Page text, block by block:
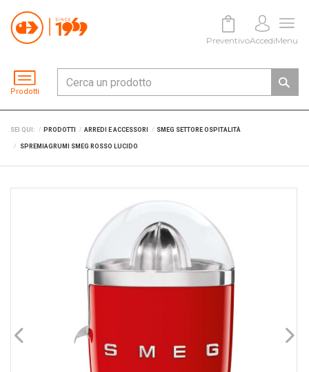
Prodotti
PreventivoAccediMenu
SEI QUI: PRODOTTI ARREDI E ACCESSORI SMEG SETTORE OSPITALITÀ
SPREMIAGRUMI SMEG ROSSO LUCIDO